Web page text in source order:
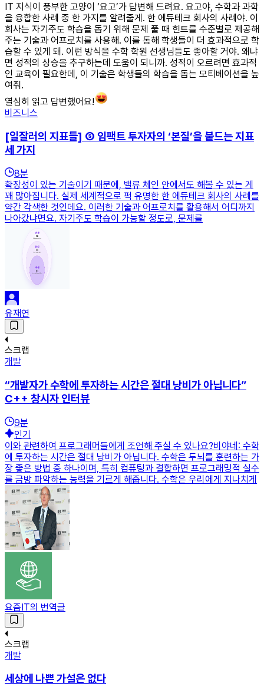
IT 지식이 풍부한 고양이 ‘요고’가 답변해 드려요. 요고야, 수학과 과학
을 융합한 사례 중 한 가지를 알려줄게. 한 에듀테크 회사의 사례야. 이
회사는 자기주도 학습을 돕기 위해 문제 풀 때 힌트를 수준별로 제공해
주는 기술과 어프로치를 사용해. 이를 통해 학생들이 더 효과적으로 학
습할 수 있게 돼. 이런 방식을 수학 학원 선생님들도 좋아할 거야. 왜냐
면 성적의 상승을 추구하는데 도움이 되니까. 성적이 오르려면 효과적
인 교육이 필요한데, 이 기술은 학생들의 학습을 돕는 모티베이션을 높
여줘.
열심히 읽고 답변했어요!
비즈니스
[일잘러의 지표들] ⑤ 임팩트 투자자의 ‘본질’을 붙드는 지표
세 가지
8분
확장성이 있는 기술이기 때문에, 밸류 체인 안에서도 해볼 수 있는 게
꽤 많아집니다. 실제 세계적으로 퍽 유명한 한 에듀테크 회사의 사례를
약간 각색한 것인데요. 이러한 기술과 어프로치를 활용해서 어디까지
나아갔냐면요. 자기주도 학습이 가능할 정도로, 문제를
유재연
스크랩
개발
“개발자가 수학에 투자하는 시간은 절대 낭비가 아닙니다”
C++ 창시자 인터뷰
9분
인기
이와 관련하여 프로그래머들에게 조언해 주실 수 있나요?비야네: 수학
에 투자하는 시간은 절대 낭비가 아닙니다. 수학은 두뇌를 훈련하는 가
장 좋은 방법 중 하나이며, 특히 컴퓨팅과 결합하면 프로그래밍적 실수
를 금방 파악하는 능력을 기르게 해줍니다. 수학은 우리에게 지나치게
요즘IT의 번역글
스크랩
개발
세상에 나쁜 가설은 없다